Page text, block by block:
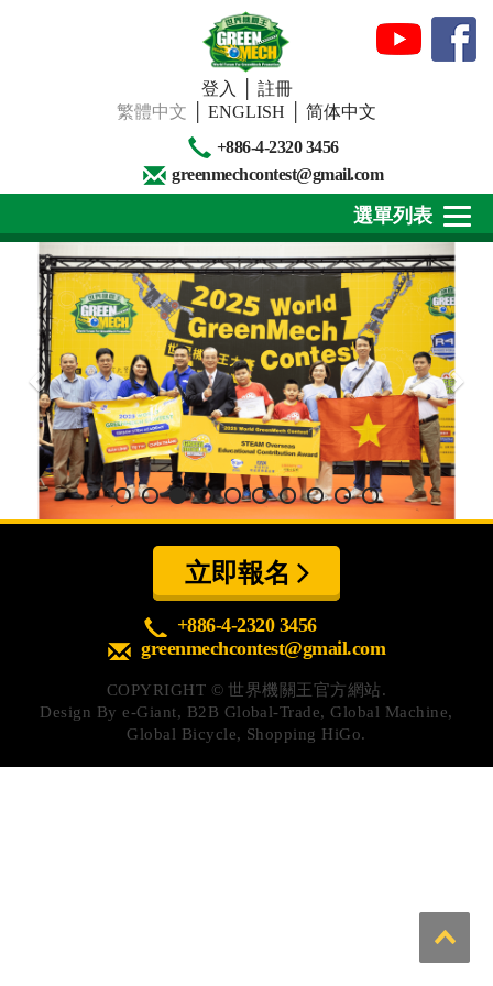
登入
註冊
繁體中文
ENGLISH
简体中文
+886-4-2320 3456
greenmechcontest@gmail.com
關於我們
最新消息
下載專區
賽事活動
精彩回顧
心得分享
Q&A專區
友情連結
CQ認證
認證題庫
教師認證
選單列表
立即報名
+886-4-2320 3456
greenmechcontest@gmail.com
COPYRIGHT ©世界機關王官方網站.
Design Bye-Giant, B2B Global-Trade,Global Machine,
Global Bicycle, Shopping HiGo.